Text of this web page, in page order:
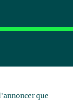
que